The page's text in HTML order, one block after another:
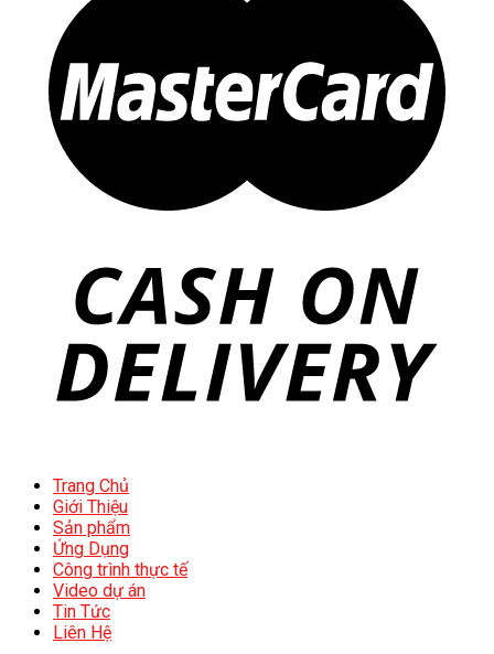
Trang Chủ
Giới Thiệu
Sản phẩm
Ứng Dụng
Công trình thực tế
Video dự án
Tin Tức
Liên Hệ